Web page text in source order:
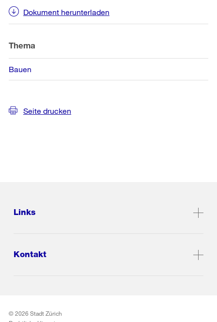
Dokument herunterladen
Thema
Bauen
Seite drucken
Links
Kontakt
© 2026 Stadt Zürich